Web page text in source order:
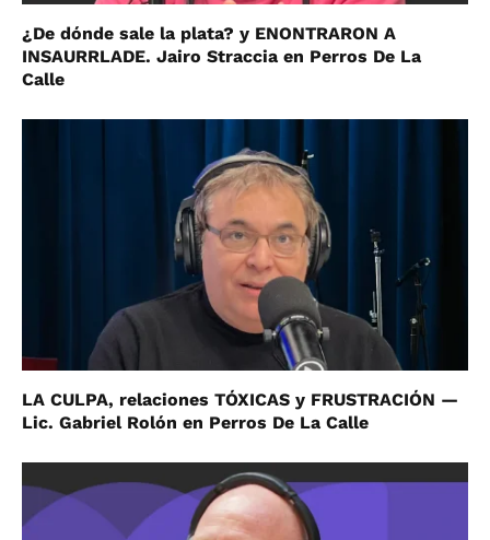
¿De dónde sale la plata? y ENONTRARON A
INSAURRLADE. Jairo Straccia en Perros De La
Calle
LA CULPA, relaciones TÓXICAS y FRUSTRACIÓN —
Lic. Gabriel Rolón en Perros De La Calle